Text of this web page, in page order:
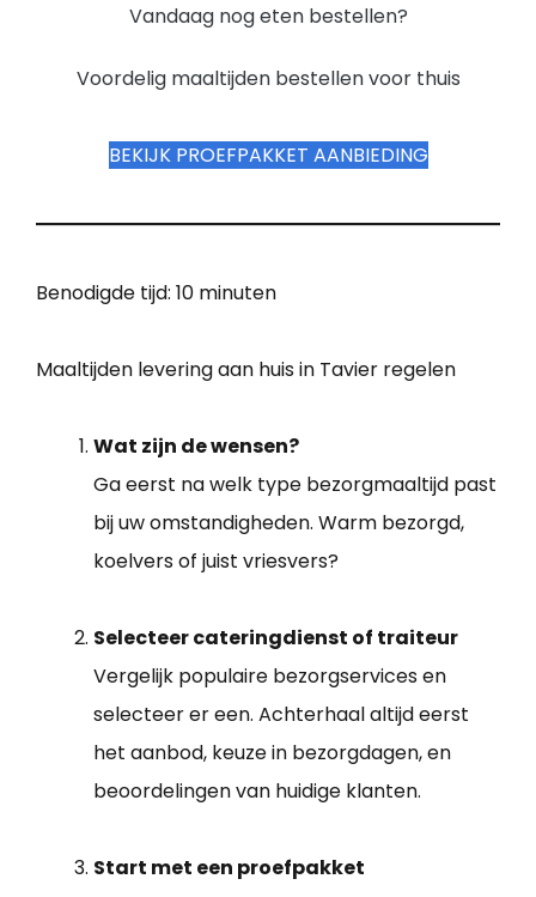
Vandaag nog eten bestellen?
Voordelig maaltijden bestellen voor thuis
BEKIJK PROEFPAKKET AANBIEDING
Benodigde tijd: 10 minuten
Maaltijden levering aan huis in Tavier regelen
Wat zijn de wensen?
Ga eerst na welk type bezorgmaaltijd past
bij uw omstandigheden. Warm bezorgd,
koelvers of juist vriesvers?
Selecteer cateringdienst of traiteur
Vergelijk populaire bezorgservices en
selecteer er een. Achterhaal altijd eerst
het aanbod, keuze in bezorgdagen, en
beoordelingen van huidige klanten.
Start met een proefpakket